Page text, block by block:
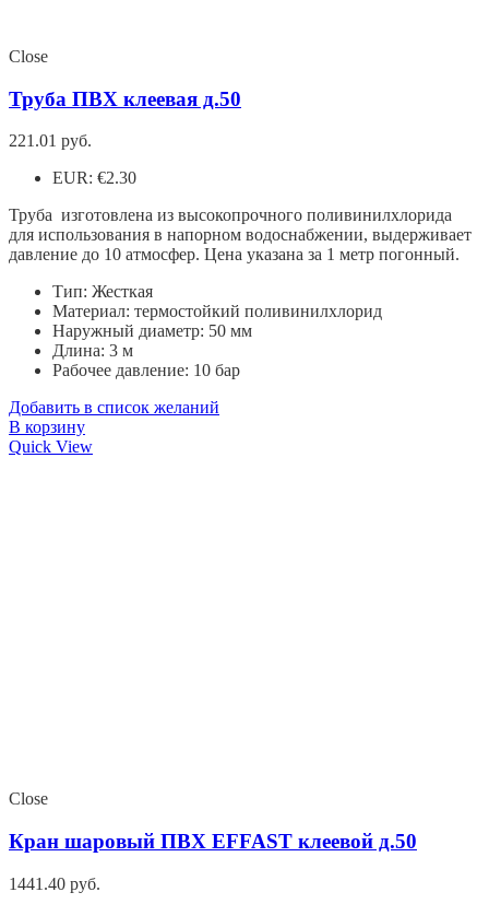
Close
Труба ПВХ клеевая д.50
221.01 руб.
EUR: €2.30
Труба изготовлена из высокопрочного поливинилхлорида
для использования в напорном водоснабжении, выдерживает
давление до 10 атмосфер. Цена указана за 1 метр погонный.
Тип: Жесткая
Материал: термостойкий поливинилхлорид
Наружный диаметр: 50 мм
Длина: 3 м
Рабочее давление: 10 бар
Добавить в список желаний
В корзину
Quick View
Close
Кран шаровый ПВХ EFFAST клеевой д.50
1441.40 руб.